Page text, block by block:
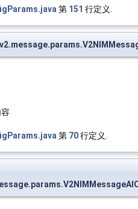
第 151 行定义.
第 70行定义.